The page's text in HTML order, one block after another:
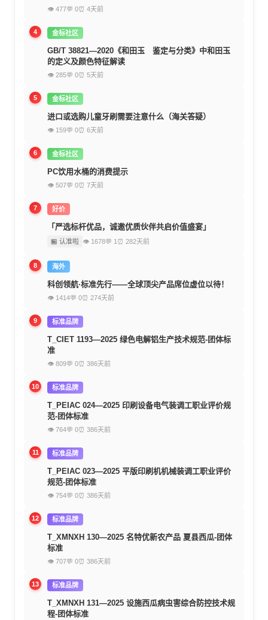
👁 477💬 0⏰ 4天前
4 金标社区
GB/T 38821—2020《和田玉 鉴定与分类》中和田玉
的定义及颜色特征解读
👁 285💬 0⏰ 5天前
5 金标社区
进口或选购儿童牙刷需要注意什么（海关答疑）
👁 159💬 0⏰ 6天前
6 金标社区
PC饮用水桶的消费提示
👁 507💬 0⏰ 7天前
7 好价
「严选标杆优品，诚邀优质伙伴共启价值盛宴」
🏪 认准啦 👁 1678💬 1 ⏰ 282天前
8 海外
科创领航·标准先行——全球顶尖产品席位虚位以待！
👁 1414💬 0⏰ 274天前
9 标准品牌
T_CIET 1193—2025 绿色电解铝生产技术规范-团体标
准
👁 809💬 0⏰ 386天前
10 标准品牌
T_PEIAC 024—2025 印刷设备电气装调工职业评价规
范-团体标准
👁 764💬 0⏰ 386天前
11 标准品牌
T_PEIAC 023—2025 平版印刷机机械装调工职业评价
规范-团体标准
👁 754💬 0⏰ 386天前
12 标准品牌
T_XMNXH 130—2025 名特优新农产品 夏县西瓜-团体
标准
👁 707💬 0⏰ 386天前
13 标准品牌
T_XMNXH 131—2025 设施西瓜病虫害综合防控技术规
程-团体标准